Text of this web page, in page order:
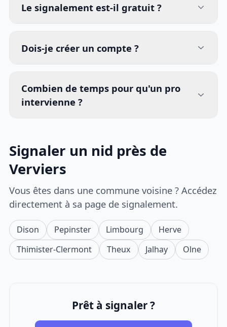
Le signalement est-il gratuit ?
Dois-je créer un compte ?
Combien de temps pour qu'un pro
intervienne ?
Signaler un nid près de
Verviers
Vous êtes dans une commune voisine ? Accédez
directement à sa page de signalement.
Dison Pepinster Limbourg
Herve
Thimister-Clermont
Theux Jalhay Olne
Prêt à signaler ?